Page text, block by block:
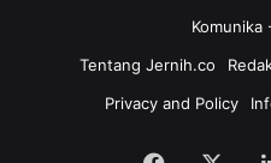
Komunika
Tentang Jernih.co
Privacy and Policy